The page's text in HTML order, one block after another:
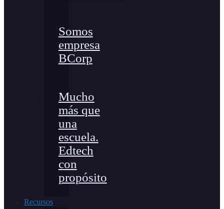
Somos
empresa
BCorp
Mucho
más que
una
escuela.
Edtech
con
propósito
Recursos